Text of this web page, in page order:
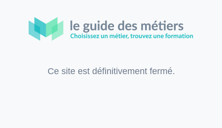
Ce site est définitivement fermé.